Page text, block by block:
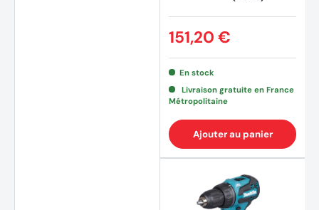
151,20 €
En stock
Livraison gratuite en France
Métropolitaine
Ajouter au panier